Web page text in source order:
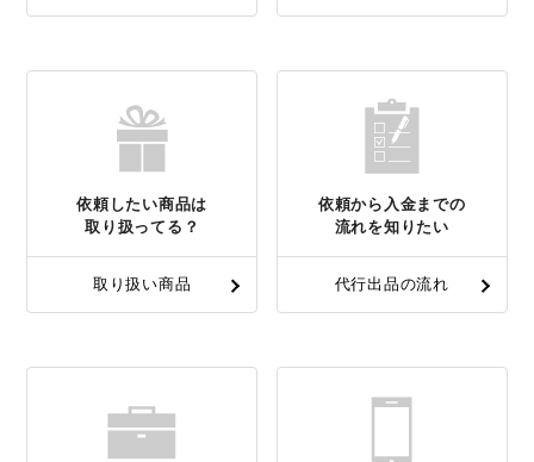
依頼したい商品は
取り扱ってる？
取り扱い商品
依頼から入金までの
流れを知りたい
代行出品の流れ